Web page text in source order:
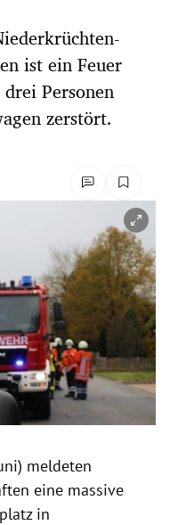
ist ein Feuer
Personen
zerstört.
meldeten
eine massive
in